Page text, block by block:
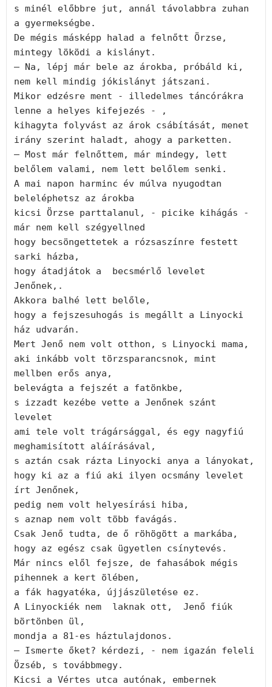
s minél előbbre jut, annál távolabbra zuhan
a gyermekségbe.
De mégis másképp halad a felnőtt Örzse,
mintegy löködi a kislányt.
– Na, lépj már bele az árokba, próbáld ki,
nem kell mindig jókislányt játszani.
Mikor edzésre ment - illedelmes táncórákra
lenne a helyes kifejezés - ,
kihagyta folyvást az árok csábítását, menet
irány szerint haladt, ahogy a parketten.
– Most már felnőttem, már mindegy, lett
belőlem valami, nem lett belőlem senki.
A mai napon harminc év múlva nyugodtan
beleléphetsz az árokba
kicsi Örzse parttalanul, - picike kihágás -
már nem kell szégyellned
hogy becsöngettetek a rózsaszínre festett
sarki házba,
hogy átadjátok a  becsmérlő levelet
Jenőnek,.
Akkora balhé lett belőle,
hogy a fejszesuhogás is megállt a Linyocki
ház udvarán.
Mert Jenő nem volt otthon, s Linyocki mama,
aki inkább volt törzsparancsnok, mint
mellben erős anya,
belevágta a fejszét a fatönkbe,
s izzadt kezébe vette a Jenőnek szánt
levelet
ami tele volt trágársággal, és egy nagyfiú
meghamisított aláírásával,
s aztán csak rázta Linyocki anya a lányokat,
hogy ki az a fiú aki ilyen ocsmány levelet
írt Jenőnek,
pedig nem volt helyesírási hiba,
s aznap nem volt több favágás.
Csak Jenő tudta, de ő röhögött a markába,
hogy az egész csak ügyetlen csínytevés.
Már nincs elől fejsze, de fahasábok mégis
pihennek a kert ölében,
a fák hagyatéka, újjászületése ez.
A Linyockiék nem  laknak ott,  Jenő fiúk
börtönben ül,
mondja a 81-es háztulajdonos.
– Ismerte őket? kérdezi, - nem igazán feleli
Özséb, s továbbmegy.
Kicsi a Vértes utca autónak, embernek